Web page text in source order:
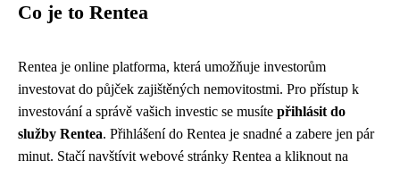
Co je to Rentea
Rentea je online platforma, která umožňuje investorům
investovat do půjček zajištěných nemovitostmi. Pro přístup k
investování a správě vašich investic se musíte přihlásit do
služby Rentea. Přihlášení do Rentea je snadné a zabere jen pár
minut. Stačí navštívit webové stránky Rentea a kliknout na